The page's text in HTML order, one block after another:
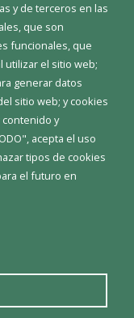
y de terceros en las
que son
funcionales, que
utilizar el sitio web;
generar datos
sitio web; y cookies
y
acepta el uso
tipos de cookies
el futuro en